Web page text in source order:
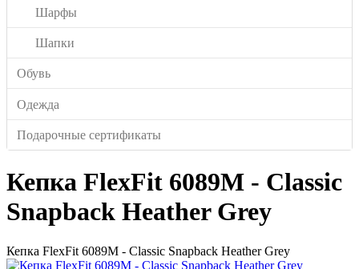
Шарфы
Шапки
Обувь
Одежда
Подарочные сертификаты
Кепка FlexFit 6089M - Classic
Snapback Heather Grey
Кепка FlexFit 6089M - Classic Snapback Heather Grey